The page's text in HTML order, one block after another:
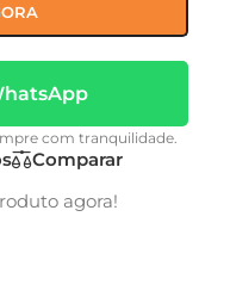
com tranquilidade.
Comparar
agora!